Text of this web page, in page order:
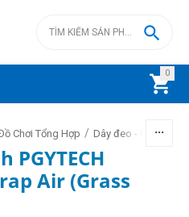
0


Chơi Tổng Hợp / Dây đeo - Handtrap
PGYTECH
Air (Grass